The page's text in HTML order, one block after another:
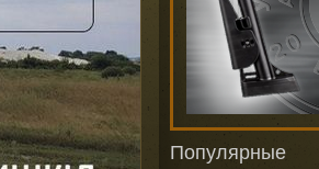
Популярные